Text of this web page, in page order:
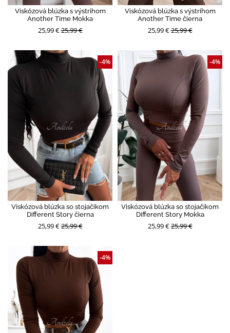
Viskózová blúzka s výstrihom
Another Time Mokka
25,99 €25,99 €
Viskózová blúzka s výstrihom
Another Time čierna
25,99 €25,99 €
Viskózová blúzka so stojačikom
Different Story čierna
25,99 €25,99 €
-4%
Viskózová blúzka so stojačikom
Different Story Mokka
25,99 €25,99 €
-4%
-4%